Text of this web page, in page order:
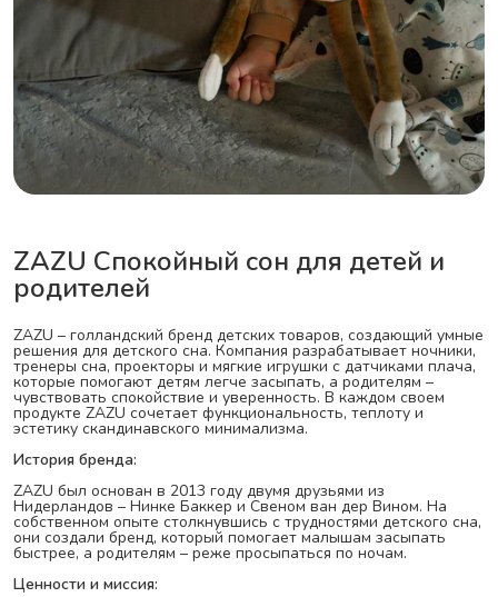
ZAZU Спокойный сон для детей и
родителей
ZAZU – голландский бренд детских товаров, создающий умные
решения для детского сна. Компания разрабатывает ночники,
тренеры сна, проекторы и мягкие игрушки с датчиками плача,
которые помогают детям легче засыпать, а родителям –
чувствовать спокойствие и уверенность. В каждом своем
продукте ZAZU сочетает функциональность, теплоту и
эстетику скандинавского минимализма.
История бренда:
ZAZU был основан в 2013 году двумя друзьями из
Нидерландов – Нинке Баккер и Свеном ван дер Вином. На
собственном опыте столкнувшись с трудностями детского сна,
они создали бренд, который помогает малышам засыпать
быстрее, а родителям – реже просыпаться по ночам.
Ценности и миссия: